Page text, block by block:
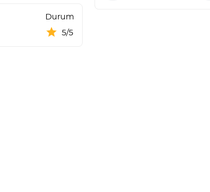
Durum
5/5